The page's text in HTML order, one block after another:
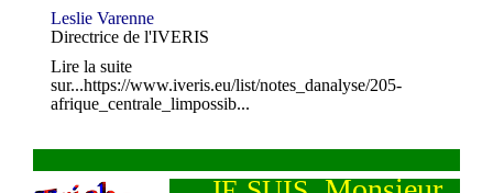
Leslie Varenne
Directrice de l'IVERIS
Lire la suite
sur...https://www.iveris.eu/list/notes_danalyse/205-
afrique_centrale_limpossib...